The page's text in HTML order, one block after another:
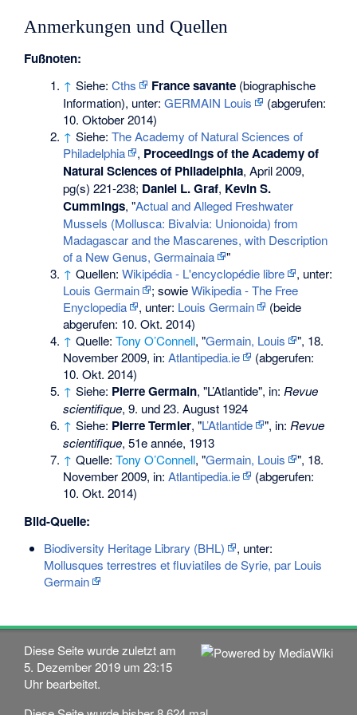
Anmerkungen und Quellen
Fußnoten:
↑ Siehe:Cths France savante (biographische
Information), unter:GERMAIN Louis
(abgerufen:
10. Oktober 2014)
↑ Siehe:The Academy of Natural Sciences of
Philadelphia
, Proceedings of the Academy of
Natural Sciences of Philadelphia, April 2009,
pg(s) 221-238; Daniel L. Graf, Kevin S.
Cummings, "Actual and Alleged Freshwater
Mussels (Mollusca: Bivalvia: Unionoida) from
Madagascar and the Mascarenes, with Description
of a New Genus, Germainaia
"
↑ Quellen:Wikipédia - L'encyclopédie libre
, unter:
Louis Germain
; sowieWikipedia - The Free
Enyclopedia
, unter: Louis Germain
(beide
abgerufen: 10. Okt. 2014)
↑ Quelle:Tony O’Connell, "Germain, Louis
", 18.
November 2009, in:Atlantipedia.ie
(abgerufen:
10. Okt. 2014)
↑ Siehe: Pierre Germain, "L’Atlantide", in: Revue
scientifique, 9. und 23. August 1924
↑ Siehe: Pierre Termier, "L’Atlantide ", in: Revue
scientifique, 51e année, 1913
↑ Quelle:Tony O’Connell, "Germain, Louis
", 18.
November 2009, in:Atlantipedia.ie
(abgerufen:
10. Okt. 2014)
Bild-Quelle:
Biodiversity Heritage Library (BHL)
, unter:
Mollusques terrestres et fluviatiles de Syrie, par Louis
Germain
Diese Seite wurde zuletzt am
5. Dezember 2019 um 23:15
Uhr bearbeitet.